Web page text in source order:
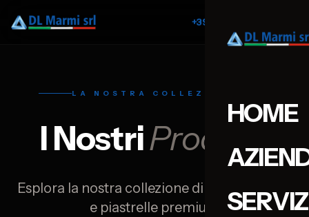
+39 351 7188868
HOME
LA NOSTRA COLLEZIONE
I NostriProdotti
Esplora la nostra collezione di marmi, pietre
e piastrelle premium